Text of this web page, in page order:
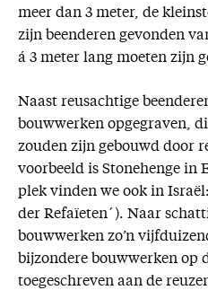
meer dan 3 meter, de
zijn beenderen gevonden
á 3 meter lang moeten zijn
Naast reusachtige
bouwwerken opgegraven,
zouden zijn gebouwd door
voorbeeld is Stonehenge in
plek vinden we ook in Israël:
der Refaïeten´). Naar
bouwwerken zo’n
bijzondere bouwwerken op
toegeschreven aan de